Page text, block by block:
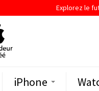
Explorez le
iPhone